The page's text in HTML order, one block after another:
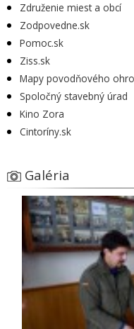
Združenie miest a obcí
Zodpovedne.sk
Pomoc.sk
Ziss.sk
Mapy povodňového
Spoločný stavebný úrad
Kino Zora
Cintoríny.sk
Galéria